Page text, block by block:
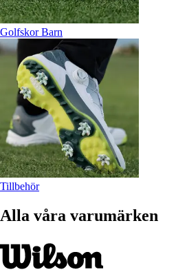
Golfskor Barn
Tillbehör
Alla våra varumärken